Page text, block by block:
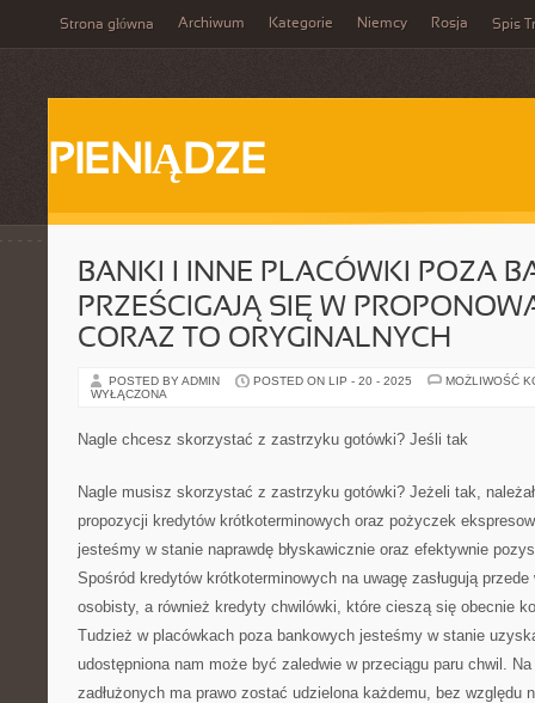
Strona główna Archiwum Kategorie Niemcy Rosja Spis
PIENIĄDZE
BANKI I INNE PLACÓWKI POZA
PRZEŚCIGAJĄ SIĘ W
CORAZ TO ORYGINALNYCH
POSTED BY ADMIN POSTED ON LIP - 20 - 2025
MOŻLIWOŚĆ
WYŁĄCZONA
Nagle chcesz skorzystać z zastrzyku gotówki? Jeśli tak
Nagle musisz skorzystać z zastrzyku gotówki? Jeżeli tak,
propozycji kredytów krótkoterminowych oraz pożyczek
jesteśmy w stanie naprawdę błyskawicznie oraz efektywnie
Spośród kredytów krótkoterminowych na uwagę zasługują
osobisty, a również kredyty chwilówki, które cieszą się obecnie
Tudzież w placówkach poza bankowych jesteśmy w stanie
udostępniona nam może być zaledwie w przeciągu paru chwil.
zadłużonych ma prawo zostać udzielona każdemu, bez względu